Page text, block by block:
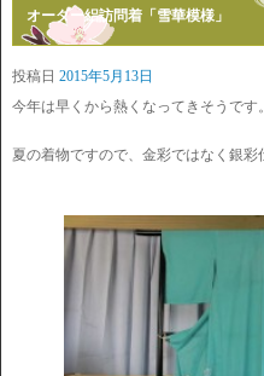
オーダー絽訪問着「雪華模様」
投稿日 2015年5月13日
今年は早くから熱くなってきそうです
夏の着物ですので、金彩ではなく銀彩